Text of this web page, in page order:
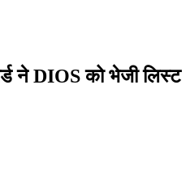
ने DIOS को भेजी लिस्ट